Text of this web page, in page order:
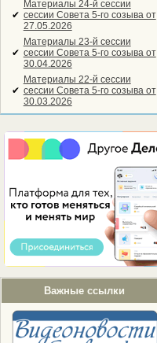
✔
Материалы 24-й сессии
сессии Совета 5-го созыва от
27.05.2026
✔
Материалы 23-й сессии
сессии Совета 5-го созыва от
30.04.2026
✔
Материалы 22-й сессии
сессии Совета 5-го созыва от
30.03.2026
Важные ссылки